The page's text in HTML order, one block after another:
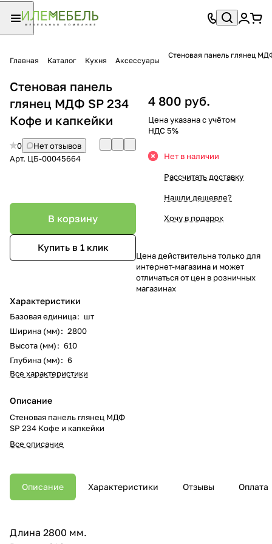
Главная Каталог Кухня Аксессуары
Стеновая панель глянец
Стеновая панель
глянец МДФ SP 234
Кофе и капкейки
0
Нет отзывов
Арт. ЦБ-00045664
В корзину
Купить в 1 клик
Характеристики
Базовая единица: шт
Ширина (мм): 2800
Высота (мм): 610
Глубина (мм): 6
Все характеристики
Описание
Стеновая панель глянец МДФ
SP 234 Кофе и капкейки
Все описание
4 800 руб.
Цена указана с учётом
НДС 5%
Нет в наличии
Рассчитать доставку
Нашли дешевле?
Хочу в подарок
Цена действительна только для
интернет-магазина и может
отличаться от цен в розничных
магазинах
Описание Характеристики Отзывы Оплата
Длина 2800 мм.